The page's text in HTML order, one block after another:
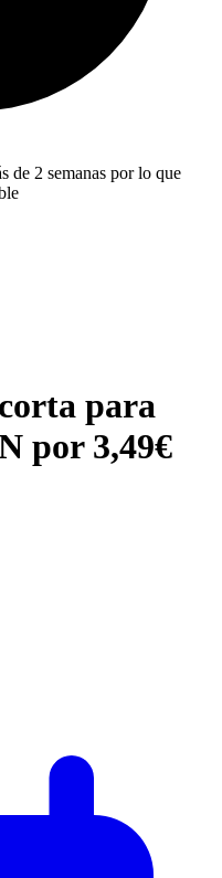
de 2 semanas por lo que
para
por 3,49€